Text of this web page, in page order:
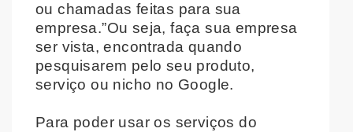
ou chamadas feitas para sua
empresa.”Ou seja, faça sua empresa
ser vista, encontrada quando
pesquisarem pelo seu produto,
serviço ou nicho no Google.
Para poder usar os serviços do